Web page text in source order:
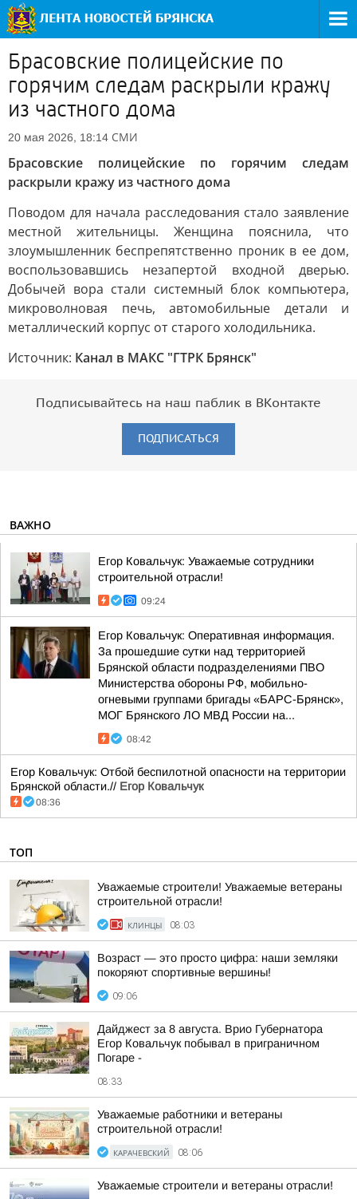
Брасовские полицейские по
горячим следам раскрыли кражу
из частного дома
20 мая 2026, 18:14 СМИ
Брасовские полицейские по горячим следам
раскрыли кражу из частного дома
Поводом для начала расследования стало заявление
местной жительницы. Женщина пояснила, что
злоумышленник беспрепятственно проник в ее дом,
воспользовавшись незапертой входной дверью.
Добычей вора стали системный блок компьютера,
микроволновая печь, автомобильные детали и
металлический корпус от старого холодильника.
Источник: Канал в МАКС "ГТРК Брянск"
Подписывайтесь на наш паблик в ВКонтакте
ПОДПИСАТЬСЯ
ВАЖНО
Егор Ковальчук: Уважаемые сотрудники
строительной отрасли!
09:24
Егор Ковальчук: Оперативная информация.
За прошедшие сутки над территорией
Брянской области подразделениями ПВО
Министерства обороны РФ, мобильно-
огневыми группами бригады «БАРС-Брянск»,
МОГ Брянского ЛО МВД России на...
08:42
Егор Ковальчук: Отбой беспилотной опасности на территории
Брянской области.// Егор Ковальчук
08:36
ТОП
Уважаемые строители! Уважаемые ветераны
строительной отрасли!
КЛИНЦЫ 08:03
Возраст — это просто цифра: наши земляки
покоряют спортивные вершины!
09:06
Дайджест за 8 августа. Врио Губернатора
Егор Ковальчук побывал в приграничном
Погаре -
08:33
Уважаемые работники и ветераны
строительной отрасли!
КАРАЧЕВСКИЙ 08:06
Уважаемые строители и ветераны отрасли!